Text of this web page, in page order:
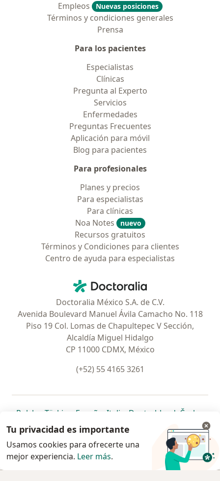
Empleos
Nuevas posiciones
Términos y condiciones generales
Prensa
Para los pacientes
Especialistas
Clínicas
Pregunta al Experto
Servicios
Enfermedades
Preguntas Frecuentes
Aplicación para móvil
Blog para pacientes
Para profesionales
Planes y precios
Para especialistas
Para clínicas
Noa Notes
nuevo
Recursos gratuitos
Términos y Condiciones para clientes
Centro de ayuda para especialistas
Doctoralia - Página de inicio
Doctoralia México S.A. de C.V.
Avenida Boulevard Manuel Ávila Camacho No. 118
Piso 19 Col. Lomas de Chapultepec V Sección,
Alcaldía Miguel Hidalgo
CP 11000 CDMX, México
(+52) 55 4165 3261
Polska se abre en una nueva pestaña
Türkiye se abre en una nueva pestaña
España se abre en una nueva pestaña
Italia se abre en una nueva
Deutschlandse abre en
Česko
Portugal
se abre en una nueva pestaña
México se abre en una nueva pestaña
Chile se abre en una nueva pestaña
Brasil se abre en una nueva
se abre en
se
se abre en una nueva
www.doctoralia.com.mx © 2026 - Encuentra tu
Tu privacidad es importante
Usamos cookies para ofrecerte una
mejor experiencia. Leer más.